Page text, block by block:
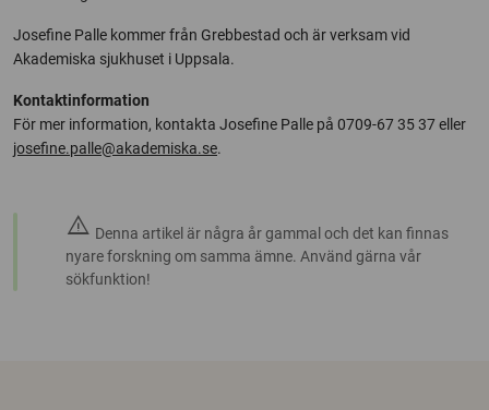
Josefine Palle kommer från Grebbestad och är verksam vid
Akademiska sjukhuset i Uppsala.
Kontaktinformation
För mer information, kontakta Josefine Palle på 0709-67 35 37 eller
josefine.palle@akademiska.se.
warning Denna artikel är några år gammal och det kan finnas
nyare forskning om samma ämne. Använd gärna vår
sökfunktion!